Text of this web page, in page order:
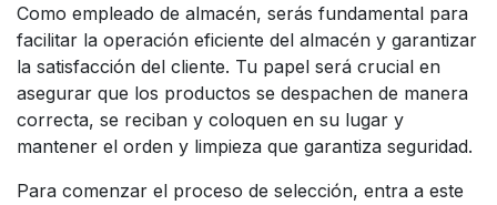
Como empleado de almacén, serás fundamental para
facilitar la operación eficiente del almacén y garantizar
la satisfacción del cliente. Tu papel será crucial en
asegurar que los productos se despachen de manera
correcta, se reciban y coloquen en su lugar y
mantener el orden y limpieza que garantiza seguridad.
Para comenzar el proceso de selección, entra a este